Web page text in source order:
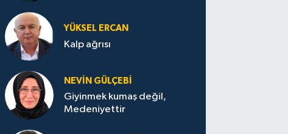
YÜKSEL ERCAN
Kalp ağrısı
NEVİN GÜLÇEBİ
Giyinmek kumaş değil,
Medeniyettir